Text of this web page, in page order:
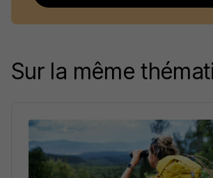
Sur la même